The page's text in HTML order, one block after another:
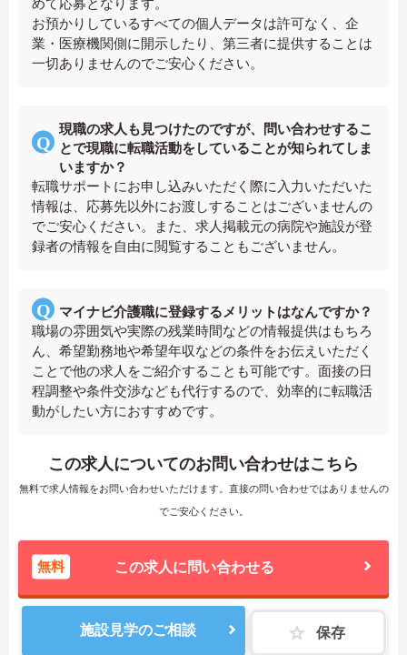
めて応募となります。
お預かりしているすべての個人データは許可なく、企
業・医療機関側に開示したり、第三者に提供することは
一切ありませんのでご安心ください。
現職の求人も見つけたのですが、問い合わせするこ
とで現職に転職活動をしていることが知られてしま
いますか？
転職サポートにお申し込みいただく際に入力いただいた
情報は、応募先以外にお渡しすることはございませんの
でご安心ください。また、求人掲載元の病院や施設が登
録者の情報を自由に閲覧することもございません。
マイナビ介護職に登録するメリットはなんですか？
職場の雰囲気や実際の残業時間などの情報提供はもちろ
ん、希望勤務地や希望年収などの条件をお伝えいただく
ことで他の求人をご紹介することも可能です。面接の日
程調整や条件交渉なども代行するので、効率的に転職活
動がしたい方におすすめです。
この求人についてのお問い合わせはこちら
無料で求人情報をお問い合わせいただけます。直接の問い合わせではありませんの
でご安心ください。
無料 この求人に問い合わせる
施設見学のご相談 保存